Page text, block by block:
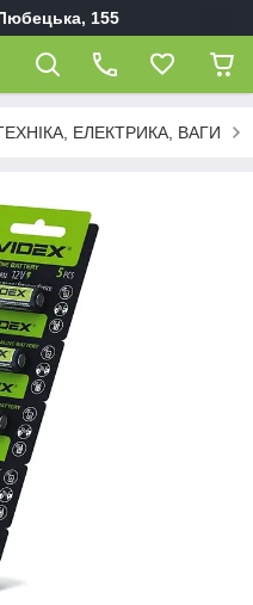
155
ЕЛЕКТРИКА, ВАГИ